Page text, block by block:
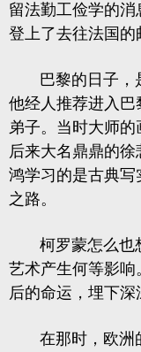
留法勤工俭学的消
登上了去往法国的
巴黎的日子，是
他经人推荐进入
弟子。当时大师
后来大名鼎鼎的
鸿学习的是古典写
之路。
柯罗蒙怎么也
艺术产生何等影响
后的命运，埋下深
在那时，欧洲